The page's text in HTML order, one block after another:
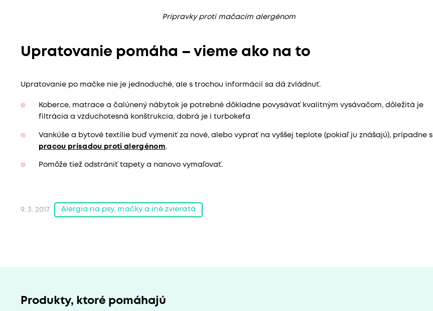
Prípravky proti mačacím alergénom
Upratovanie pomáha – vieme ako na to
Upratovanie po mačke nie je jednoduché, ale s trochou informácií sa dá zvládnuť.
Koberce, matrace a čalúnený nábytok je potrebné dôkladne povysávať kvalitným vysávačom, dôležitá je
filtrácia a vzduchotesná konštrukcia, dobrá je i turbokefa
Vankúše a bytové textílie buď vymeniť za nové, alebo vyprať na vyššej teplote (pokiaľ ju znášajú), prípadne s
pracou prísadou proti alergénom.
Pomôže tiež odstrániť tapety a nanovo vymaľovať.
9. 3. 2017 Alergia na psy, mačky a iné zvieratá
Produkty, ktoré pomáhajú